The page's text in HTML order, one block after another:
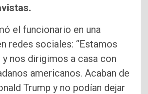
el funcionario en una
redes sociales: “Estamos
y nos dirigimos a casa con
americanos. Acaban de
Trump y no podían dejar